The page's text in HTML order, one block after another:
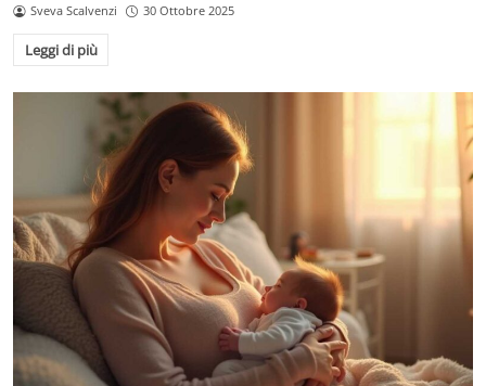
Sveva Scalvenzi 30 Ottobre 2025
Leggi di più